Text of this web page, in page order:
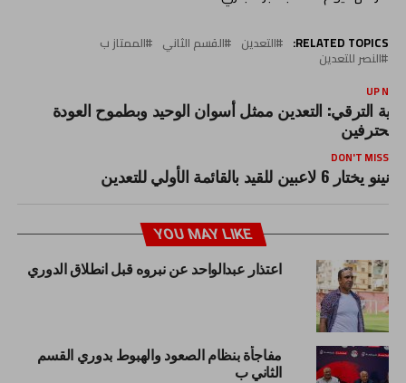
RELATED TOPICS: التعدين القسم الثاني الممتاز ب
النصر للتعدين
UP
الترقي: التعدين ممثل أسوان الوحيد وبطموح العودة
DON'T MISS
نينو يختار 6 لاعبين للقيد بالقائمة الأولي للتعدين
YOU MAY LIKE
اعتذار عبدالواحد عن نبروه قبل انطلاق الدوري
مفاجأة بنظام الصعود والهبوط بدوري القسم
الثاني ب